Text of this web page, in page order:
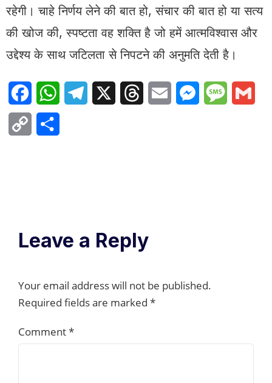
रहेगी। चाहे निर्णय लेने की बात हो, संचार की बात हो या सत्य
की खोज की, स्पष्टता वह शक्ति है जो हमें आत्मविश्वास और
उद्देश्य के साथ जटिलता से निपटने की अनुमति देती है।
FacebookWhatsAppTelegram ThreadsEmail Messenger
Message
Copy
Leave a Reply
Your email address will not be published.
Required fields are marked *
Comment*